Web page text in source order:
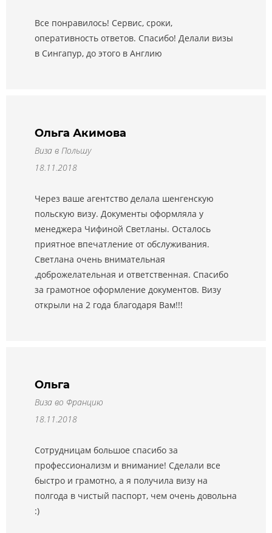
Все понравилось! Сервис, сроки,
оперативность ответов. Спасибо! Делали визы
в Сингапур, до этого в Англию
Ольга Акимова
Виза в Польшу
18.11.2018
Через ваше агентство делала шенгенскую
польскую визу. Документы оформляла у
менеджера Чифиной Светланы. Осталось
приятное впечатление от обслуживания.
Светлана очень внимательная
,доброжелательная и ответственная. Спасибо
за грамотное оформление документов. Визу
открыли на 2 года благодаря Вам!!!
Ольга
Виза во Францию
18.11.2018
Сотрудницам большое спасибо за
профессионализм и внимание! Сделали все
быстро и грамотно, а я получила визу на
полгода в чистый паспорт, чем очень довольна
:)